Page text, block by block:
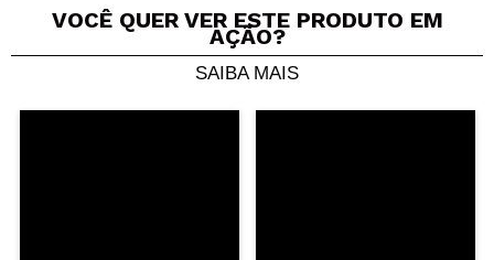
Compartilhar um vídeo ou uma foto
Seu vídeo pode ser o primeiro. Imagine isso...
VOCÊ QUER VER ESTE PRODUTO EM
AÇÃO?
SAIBA MAIS